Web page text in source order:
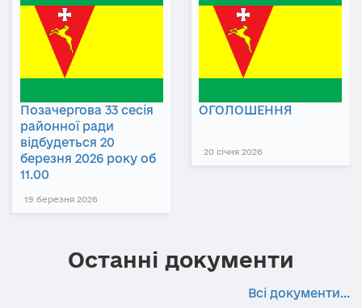
Позачергова 33 сесія
районної ради
відбудеться 20
березня 2026 року об
11.00
19 березня 2026
ОГОЛОШЕННЯ
20 січня 2026
Останні документи
Всі документи...